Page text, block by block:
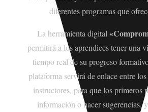
diferentes programas que
La herramienta digital
permitirá a los aprendices tener una
tiempo real de su progreso
plataforma servirá de enlace entre
instructores, para que los primeros
información o hacer sugerencias,